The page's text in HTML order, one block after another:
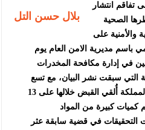
بلال حسن التل
تفاقم انتشار
الصحية
والأمنية على
باسم مديرية الامن العام يوم
في إدارة مكافحة المخدرات
التي سبقت نشر البيان، مع تسع
قضايا نوعية في مختلف مناطق المملكة أُلقي القبض خلالها على 13
كبيرة من المواد
التحقيقات في قضية سابقة عثر